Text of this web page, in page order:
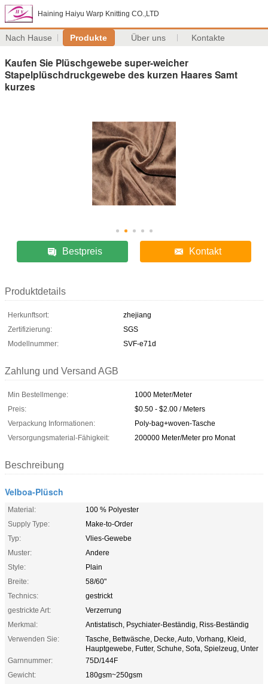
Haining Haiyu Warp Knitting CO.,LTD
Nach Hause Produkte Über uns Kontakte
Kaufen Sie Plüschgewebe super-weicher
Stapelplüschdruckgewebe des kurzen Haares Samt
kurzes
Bestpreis Kontakt
Produktdetails
Herkunftsort:
zhejiang
Zertifizierung:
SGS
Modellnummer:
SVF-e71d
Zahlung und Versand AGB
Min Bestellmenge:
1000 Meter/Meter
Preis:
$0.50 - $2.00 / Meters
Verpackung Informationen:
Poly-bag+woven-Tasche
Versorgungsmaterial-Fähigkeit:
200000 Meter/Meter pro Monat
Beschreibung
Velboa-Plüsch
Material:
100 % Polyester
Supply Type:
Make-to-Order
Typ:
Vlies-Gewebe
Muster:
Andere
Style:
Plain
Breite:
58/60"
Technics:
gestrickt
gestrickte Art:
Verzerrung
Merkmal:
Antistatisch, Psychiater-Beständig, Riss-Beständig
Verwenden Sie:
Tasche, Bettwäsche, Decke, Auto, Vorhang, Kleid,
Hauptgewebe, Futter, Schuhe, Sofa, Spielzeug, Unter
Garnnummer:
75D/144F
Gewicht:
180gsm~250gsm